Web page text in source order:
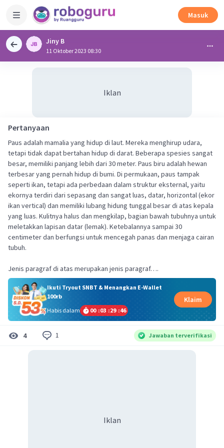
Masuk
Jiny B
11 Oktober 2023 08:30
Iklan
Pertanyaan
Paus adalah mamalia yang hidup di laut. Mereka menghirup udara,
tetapi tidak dapat bertahan hidup di darat. Beberapa spesies sangat
besar, memiliki panjang lebih dari 30 meter. Paus biru adalah hewan
terbesar yang pernah hidup di bumi. Di permukaan, paus tampak
seperti ikan, tetapi ada perbedaan dalam struktur eksternal, yaitu
ekornya terdiri dari sepasang dan sangat luas, datar, horizontal (ekor
ikan vertical) dan memiliki lubang hidung tunggal besar di atas kepala
yang luas. Kulitnya halus dan mengkilap, bagian bawah tubuhnya untuk
meletakkan lapisan datar (lemak). Ketebalannya sampai 30
centimeter dan berfungsi untuk mencegah panas dan menjaga cairan
tubuh.
Jenis paragraf di atas merupakan jenis paragraf….
Ikuti Tryout SNBT & Menangkan E-Wallet
100rb
Habis dalam
00 :03 :29 :46
Klaim
4 1 Jawaban terverifikasi
Iklan